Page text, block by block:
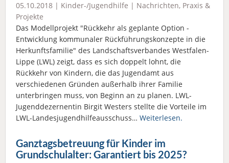
05.10.2018 | Kinder-/Jugendhilfe | Nachrichten, Praxis &
Projekte
Das Modellprojekt "Rückkehr als geplante Option -
Entwicklung kommunaler Rückführungskonzepte in die
Herkunftsfamilie" des Landschaftsverbandes Westfalen-
Lippe (LWL) zeigt, dass es sich doppelt lohnt, die
Rückkehr von Kindern, die das Jugendamt aus
verschiedenen Gründen außerhalb ihrer Familie
unterbringen muss, von Beginn an zu planen. LWL-
Jugenddezernentin Birgit Westers stellte die Vorteile im
LWL-Landesjugendhilfeausschuss… Weiterlesen.
Ganztagsbetreuung für Kinder im
Grundschulalter: Garantiert bis 2025?